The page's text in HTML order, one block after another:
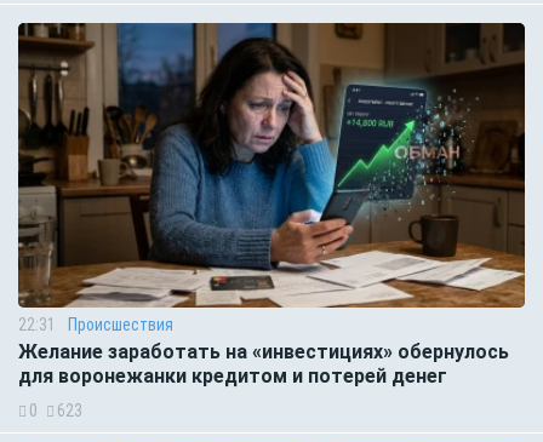
22:31 Происшествия
Желание заработать на «инвестициях» обернулось
для воронежанки кредитом и потерей денег
0 623